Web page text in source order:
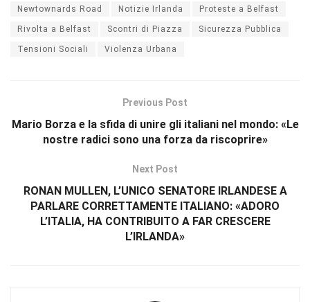
Newtownards Road Notizie Irlanda Proteste a Belfast
Rivolta a Belfast Scontri di Piazza Sicurezza Pubblica
Tensioni Sociali Violenza Urbana
Previous Post
Mario Borza e la sfida di unire gli italiani nel mondo: «Le
nostre radici sono una forza da riscoprire»
Next Post
RONAN MULLEN, L’UNICO SENATORE IRLANDESE A
PARLARE CORRETTAMENTE ITALIANO: «ADORO
L’ITALIA, HA CONTRIBUITO A FAR CRESCERE
L’IRLANDA»